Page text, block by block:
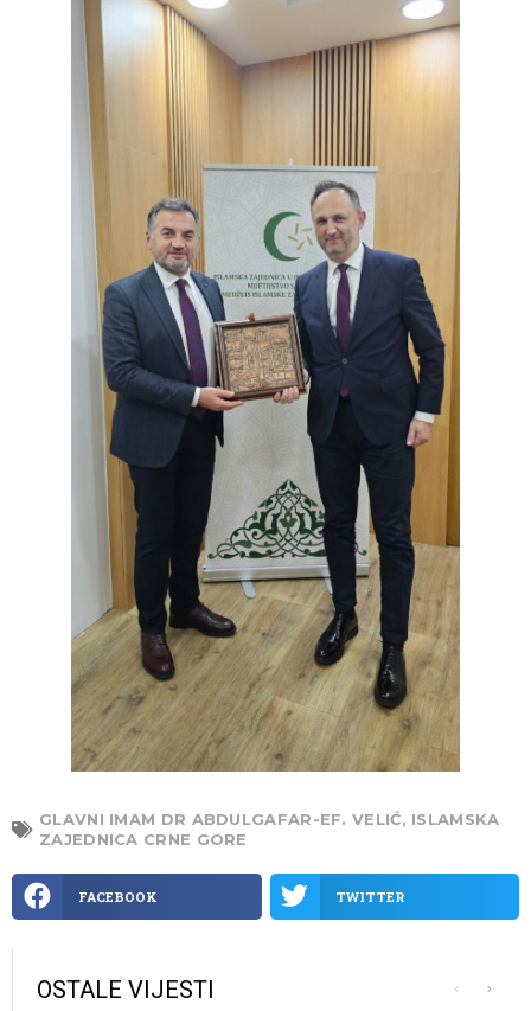
GLAVNI IMAM DR ABDULGAFAR-EF. VELIĆ, ISLAMSKA
ZAJEDNICA CRNE GORE
FACEBOOK TWITTER
OSTALE VIJESTI